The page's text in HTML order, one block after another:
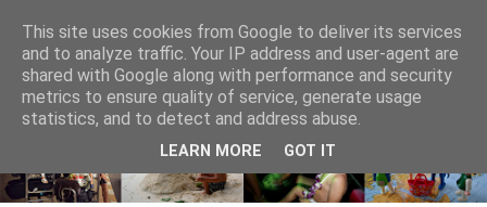
This site uses cookies from Google to deliver its services
and to analyze traffic. Your IP address and user-agent are
shared with Google along with performance and security
metrics to ensure quality of service, generate usage
statistics, and to detect and address abuse.
LEARN MORE GOT IT